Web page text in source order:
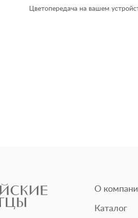
Цветопередача на вашем
О
Каталог